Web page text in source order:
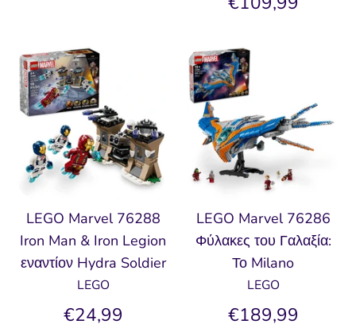
LEGO Marvel 76288
Iron Man & Iron Legion
εναντίον Hydra Soldier
LEGO
€24,99
LEGO Marvel 76286
Φύλακες του Γαλαξία:
Το Milano
LEGO
€189,99